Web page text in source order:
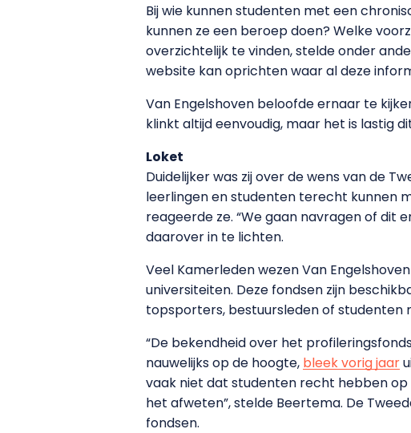
Bij wie kunnen studenten met een
kunnen ze een beroep doen? Welke
overzichtelijk te vinden, stelde onder
website kan oprichten waar al deze
Van Engelshoven beloofde ernaar te
klinkt altijd eenvoudig, maar het is lastig
Loket
Duidelijker was zij over de wens van de
leerlingen en studenten terecht kunnen
reageerde ze. “We gaan navragen of dit
daarover in te lichten.
Veel Kamerleden wezen Van
universiteiten. Deze fondsen zijn
topsporters, bestuursleden of studenten
“De bekendheid over het
nauwelijks op de hoogte, bleek vorig jaar
vaak niet dat studenten recht hebben op
het afweten”, stelde Beertema. De
fondsen.